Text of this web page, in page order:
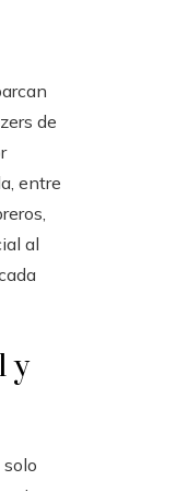
de
entre
al
y